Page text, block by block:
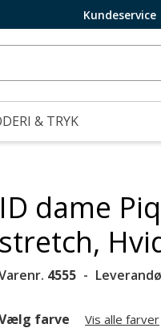
Kundeservice
& TRYK
ID dame
stretch,
4555
farve Vis alle farver